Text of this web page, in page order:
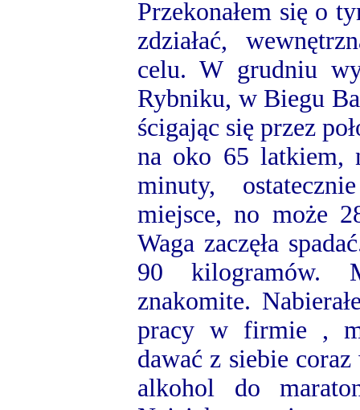
Przekonałem się o
zdziałać,
celu. W grudniu
Rybniku, w Biegu
ścigając się przez
na oko 65 latkiem,
minuty,
miejsce, no może
Waga zaczęła
90 kilogramów.
znakomite.
pracy w firmie ,
dawać z siebie
alkohol do